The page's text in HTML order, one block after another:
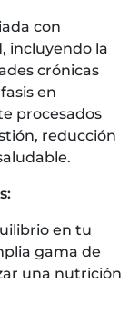
con
incluyendo la
crónicas
en
procesados
reducción
en tu
gama de
una nutrición